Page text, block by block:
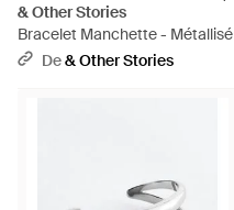
& Other Stories
Bracelet Manchette - Métallisé
De& Other Stories